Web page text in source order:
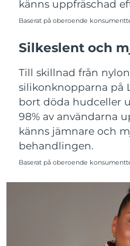
känns uppfräschad
Baserat på oberoende
Silkeslent och
Till skillnad från
silikonknopparna på
bort döda hudceller
98% av användarna
känns jämnare och
behandlingen.
Baserat på oberoende
USA